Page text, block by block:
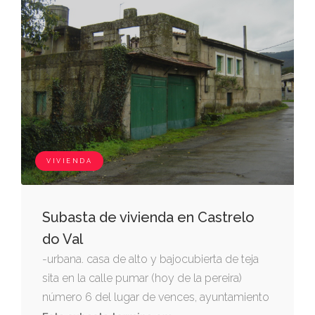
VIVIENDA
Subasta de vivienda en Castrelo
do Val
-urbana. casa de alto y bajocubierta de teja
sita en la calle pumar (hoy de la pereira)
número 6 del lugar de vences, ayuntamiento